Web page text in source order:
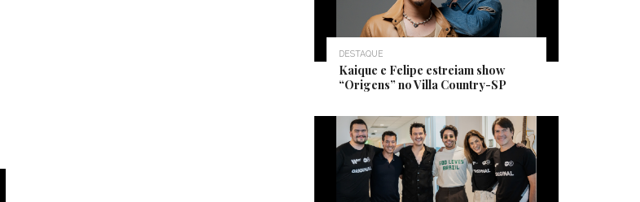
DESTAQUE
Kaique e Felipe estreiam show
“Origens” no Villa Country-SP